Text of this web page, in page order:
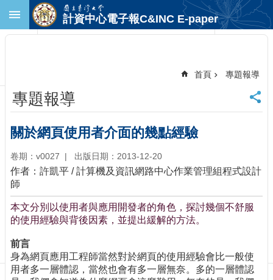
跳到主要內容區塊
首
頁
臺
大
首
頁
中
首
頁
聯
絡
資
訊
計資中心電子報C&INC E-paper
首頁 專題報導
專題報導
關於網頁使用者介面的幾點經驗
卷期：v0027 出版日期：2013-12-20
作者：許凱平 / 計算機及資訊網路中心作業管理組程式設計
師
本文分別以使用者與應用開發者的角色，探討幾個不舒服
的使用經驗與背後因素，並提出緩解的方法。
前言
身為網頁應用工程師當然對於網頁的使用經驗會比一般使
用者多一層體認，當然也會有多一層無奈。多的一層體認